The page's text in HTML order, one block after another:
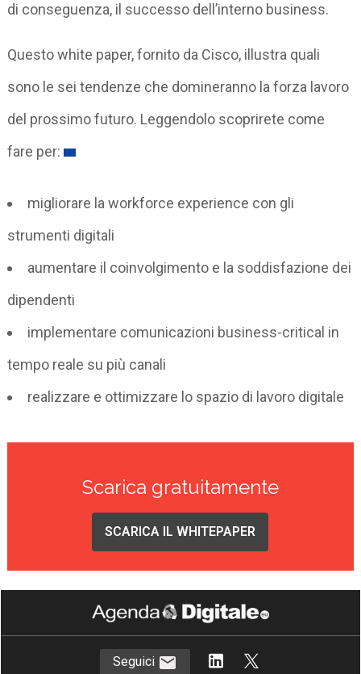
di conseguenza, il successo dell’interno business.
Questo white paper, fornito da Cisco, illustra quali
sono le sei tendenze che domineranno la forza lavoro
del prossimo futuro. Leggendolo scoprirete come
fare per:
migliorare la workforce experience con gli
strumenti digitali
aumentare il coinvolgimento e la soddisfazione dei
dipendenti
implementare comunicazioni business-critical in
tempo reale su più canali
realizzare e ottimizzare lo spazio di lavoro digitale
Scarica gratuitamente
SCARICA IL WHITEPAPER
Seguici